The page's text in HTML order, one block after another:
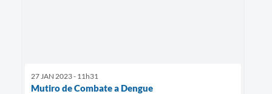
27 JAN 2023 - 11h31
Mutiro de Combate a Dengue